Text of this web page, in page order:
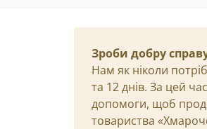
Зроби добру
Нам як ніколи
та 12 днів. За цей
допомоги, щоб
товариства